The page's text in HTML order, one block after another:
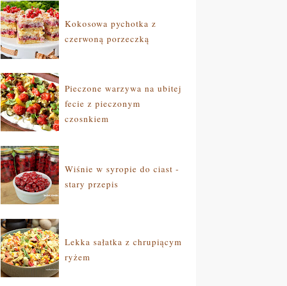
Kokosowa pychotka z
czerwoną porzeczką
Pieczone warzywa na ubitej
fecie z pieczonym
czosnkiem
Wiśnie w syropie do ciast -
stary przepis
Lekka sałatka z chrupiącym
ryżem